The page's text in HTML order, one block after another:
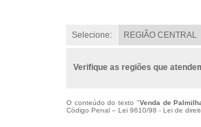
Selecione: REGIÃO CENTRAL
Verifique as regiões que
O conteúdo do texto "Venda de
Código Penal – Lei 9610/98 - Lei de